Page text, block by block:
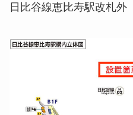
日比谷線恵比寿駅改札外